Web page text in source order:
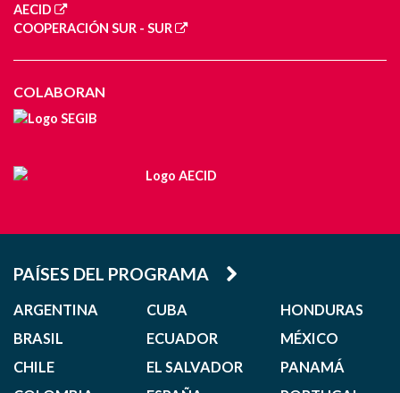
AECID
COOPERACIÓN SUR - SUR
COLABORAN
PAÍSES DEL PROGRAMA
ARGENTINA
BRASIL
CHILE
CUBA
ECUADOR
EL SALVADOR
HONDURAS
MÉXICO
PANAMÁ